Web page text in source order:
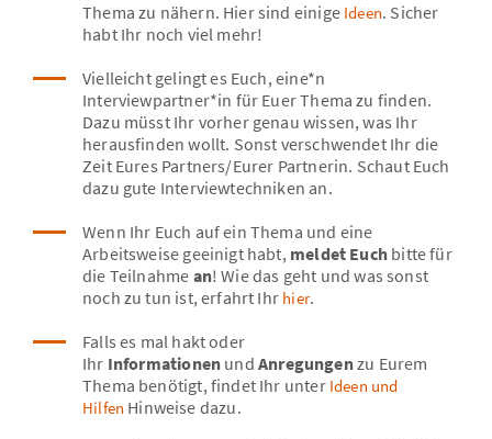
Thema zu nähern. Hier sind einige Ideen. Sicher
habt Ihr noch viel mehr!
Vielleicht gelingt es Euch, eine*n
Interviewpartner*in für Euer Thema zu finden.
Dazu müsst Ihr vorher genau wissen, was Ihr
herausfinden wollt. Sonst verschwendet Ihr die
Zeit Eures Partners/Eurer Partnerin. Schaut Euch
dazu gute Interviewtechniken an.
Wenn Ihr Euch auf ein Thema und eine
Arbeitsweise geeinigt habt, meldet Euch bitte für
die Teilnahme an! Wie das geht und was sonst
noch zu tun ist, erfahrt Ihr hier.
Falls es mal hakt oder
Ihr Informationen und Anregungenzu Eurem
Thema benötigt, findet Ihr unter Ideen und
Hilfen Hinweise dazu.